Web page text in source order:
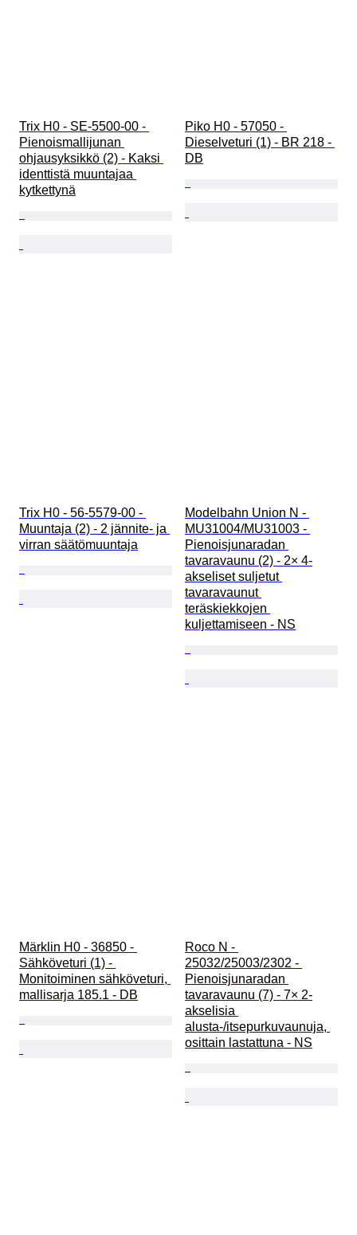
Trix H0 - SE-5500-00 -
Pienoismallijunan
ohjausyksikkö (2) - Kaksi
identtistä muuntajaa
kytkettynä
Piko H0 - 57050 -
Dieselveturi (1) - BR 218 -
DB
Trix H0 - 56-5579-00 -
Muuntaja (2) - 2 jännite- ja
virran säätömuuntaja
Modelbahn Union N -
MU31004/MU31003 -
Pienoisjunaradan
tavaravaunu (2) - 2× 4-
akseliset suljetut
tavaravaunut
teräskiekkojen
kuljettamiseen - NS
Märklin H0 - 36850 -
Sähköveturi (1) -
Monitoiminen sähköveturi,
mallisarja 185.1 - DB
Roco N -
25032/25003/2302 -
Pienoisjunaradan
tavaravaunu (7) - 7× 2-
akselisia
alusta-/itsepurkuvaunuja,
osittain lastattuna - NS